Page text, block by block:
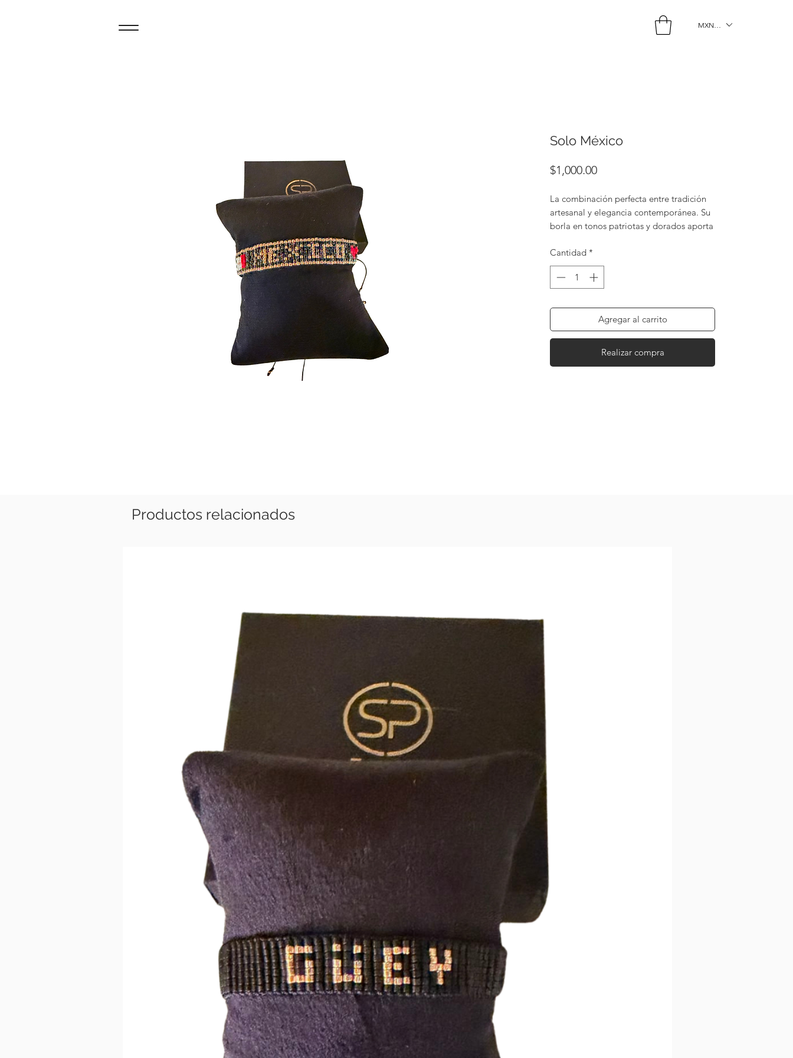
MXN ($)
Solo México
$1,000.00Precio
La combinación perfecta entre tradición
artesanal y elegancia contemporánea. Su
borla en tonos patriotas y dorados aporta
Hay piezas únicas que nacieron para
llamar la atención.
Cantidad *
Agregar al carrito
Realizar compra
Productos relacionados